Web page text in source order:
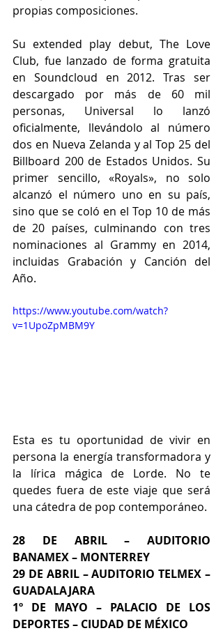
propias composiciones.
Su extended play debut, The Love
Club, fue lanzado de forma gratuita
en Soundcloud en 2012. Tras ser
descargado por más de 60 mil
personas, Universal lo lanzó
oficialmente, llevándolo al número
dos en Nueva Zelanda y al Top 25 del
Billboard 200 de Estados Unidos. Su
primer sencillo, «Royals», no solo
alcanzó el número uno en su país,
sino que se coló en el Top 10 de más
de 20 países, culminando con tres
nominaciones al Grammy en 2014,
incluidas Grabación y Canción del
Año.
https://www.youtube.com/watch?
v=1UpoZpMBM9Y
Esta es tu oportunidad de vivir en
persona la energía transformadora y
la lírica mágica de Lorde. No te
quedes fuera de este viaje que será
una cátedra de pop contemporáneo.
28 DE ABRIL – AUDITORIO
BANAMEX – MONTERREY
29 DE ABRIL – AUDITORIO TELMEX –
GUADALAJARA
1º DE MAYO – PALACIO DE LOS
DEPORTES – CIUDAD DE MÉXICO